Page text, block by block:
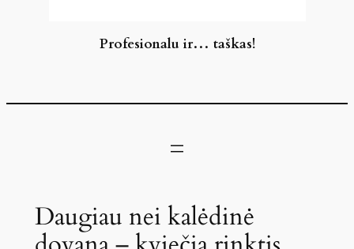
Profesionalu ir… taškas!
Daugiau nei kalėdinė